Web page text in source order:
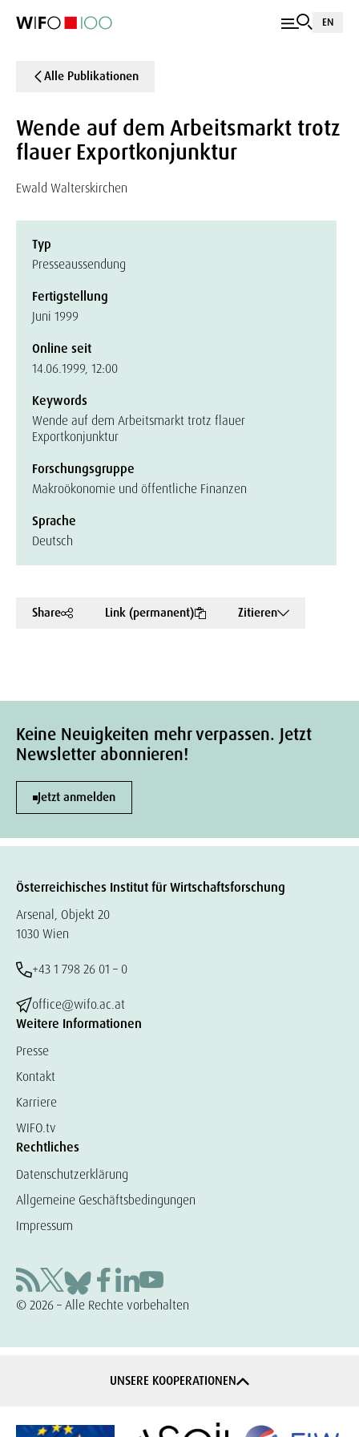
EN
Alle Publikationen
Wende auf dem Arbeitsmarkt trotz
flauer Exportkonjunktur
Ewald Walterskirchen
Typ
Presseaussendung
Fertigstellung
Juni 1999
Online seit
14.06.1999, 12:00
Keywords
Wende auf dem Arbeitsmarkt trotz flauer
Exportkonjunktur
Forschungsgruppe
Makroökonomie und öffentliche Finanzen
Sprache
Deutsch
Share Link (permanent) Zitieren
Keine Neuigkeiten mehr verpassen. Jetzt
Newsletter abonnieren!
Jetzt anmelden
Österreichisches Institut für Wirtschaftsforschung
Arsenal, Objekt 20
1030 Wien
+43 1 798 26 01 – 0
office@wifo.ac.at
Weitere Informationen
Presse
Kontakt
Karriere
WIFO.tv
Rechtliches
Datenschutzerklärung
Allgemeine Geschäftsbedingungen
Impressum
© 2026 – Alle Rechte vorbehalten
UNSERE KOOPERATIONEN